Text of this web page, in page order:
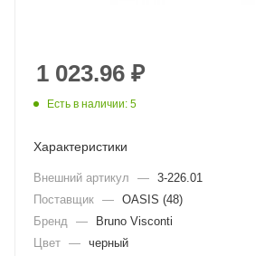
1 023.96 ₽
Есть в наличии: 5
Характеристики
Внешний артикул — 3-226.01
Поставщик — OASIS (48)
Бренд
—
Bruno Visconti
Цвет — черный